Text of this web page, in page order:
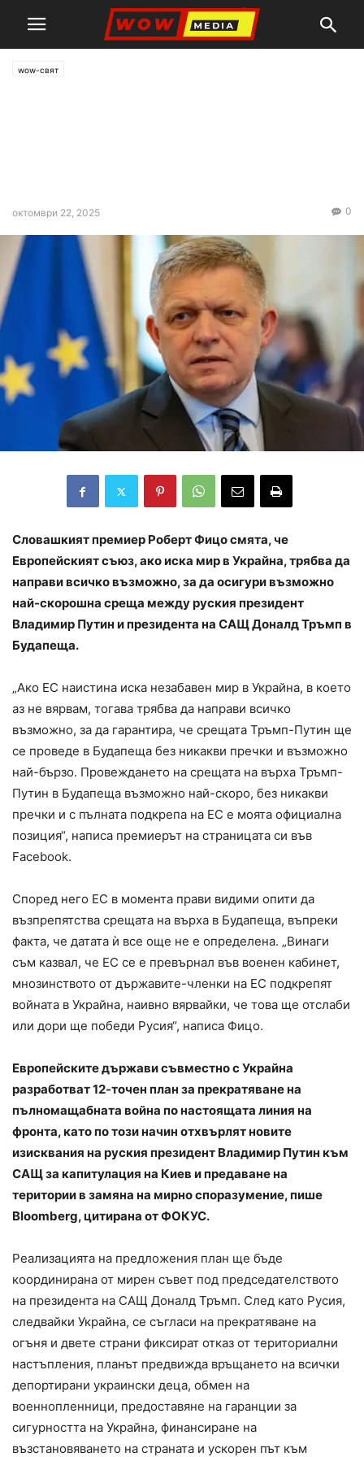
wow-свят
октомври 22, 2025 0
Словашкият премиер Роберт Фицо смята, че
Европейският съюз, ако иска мир в Украйна, трябва да
направи всичко възможно, за да осигури възможно
най-скорошна среща между руския президент
Владимир Путин и президента на САЩ Доналд Тръмп в
Будапеща.
„Ако ЕС наистина иска незабавен мир в Украйна, в което
аз не вярвам, тогава трябва да направи всичко
възможно, за да гарантира, че срещата Тръмп-Путин ще
се проведе в Будапеща без никакви пречки и възможно
най-бързо. Провеждането на срещата на върха Тръмп-
Путин в Будапеща възможно най-скоро, без никакви
пречки и с пълната подкрепа на ЕС е моята официална
позиция“, написа премиерът на страницата си във
Facebook.
Според него ЕС в момента прави видими опити да
възпрепятства срещата на върха в Будапеща, въпреки
факта, че датата ѝ все още не е определена. „Винаги
съм казвал, че ЕС се е превърнал във военен кабинет,
мнозинството от държавите-членки на ЕС подкрепят
войната в Украйна, наивно вярвайки, че това ще отслаби
или дори ще победи Русия“, написа Фицо.
Европейските държави съвместно с Украйна
разработват 12-точен план за прекратяване на
пълномащабната война по настоящата линия на
фронта, като по този начин отхвърлят новите
изисквания на руския президент Владимир Путин към
САЩ за капитулация на Киев и предаване на
територии в замяна на мирно споразумение, пише
Bloomberg, цитирана от ФОКУС.
Реализацията на предложения план ще бъде
координирана от мирен съвет под председателството
на президента на САЩ Доналд Тръмп. След като Русия,
следвайки Украйна, се съгласи на прекратяване на
огъня и двете страни фиксират отказ от териториални
настъпления, планът предвижда връщането на всички
депортирани украински деца, обмен на
военнопленници, предоставяне на гаранции за
сигурността на Украйна, финансиране на
възстановяването на страната и ускорен път към